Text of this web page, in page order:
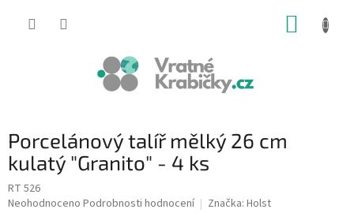
Porcelánový talíř mělký 26 cm
kulatý "Granito" - 4 ks
RT 526
Průměrné
Neohodnoceno Podrobnosti hodnocení Značka: Holst